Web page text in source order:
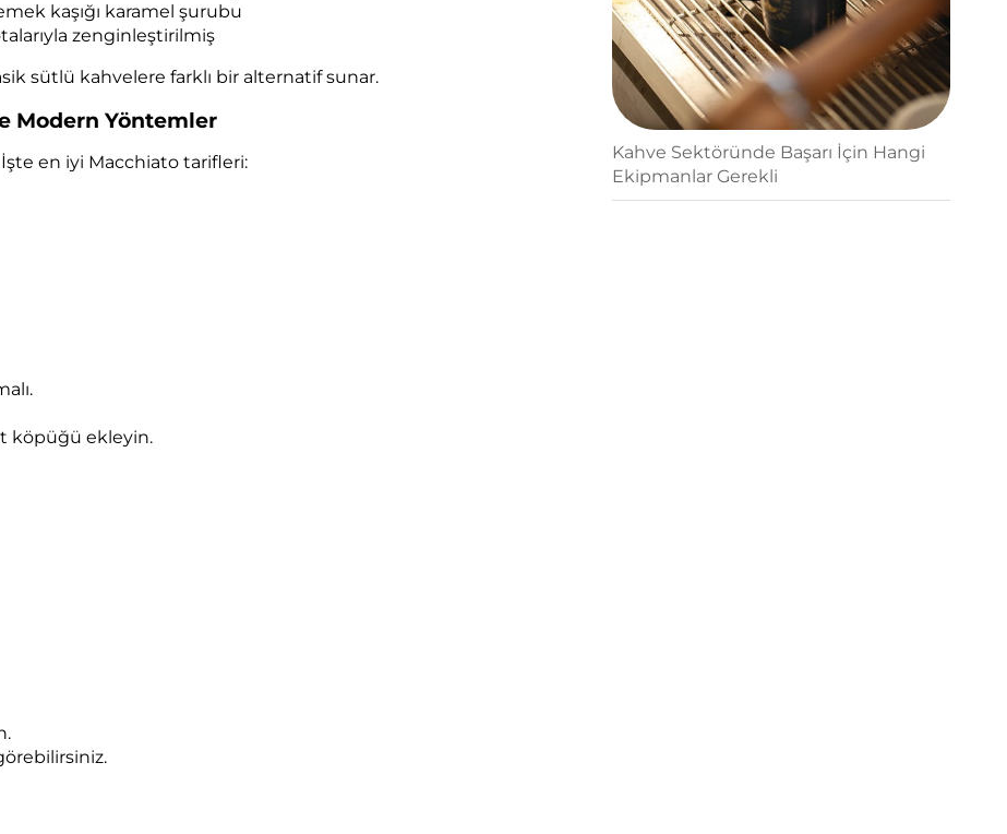
kaşığı karamel şurubu
zenginleştirilmiş
sütlü kahvelere farklı bir alternatif sunar.
Modern Yöntemler
en iyi Macchiato tarifleri:
köpüğü ekleyin.
Kahve Sektöründe Başarı İçin Hangi
Ekipmanlar Gerekli